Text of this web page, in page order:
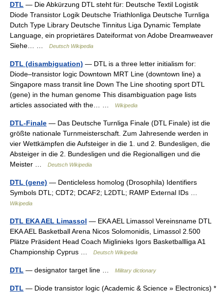
DTL — Die Abkürzung DTL steht für: Deutsche Textil Logistik
Diode Transistor Logik Deutsche Triathlonliga Deutsche Turnliga
Dutch Type Library Deutsche Tinnitus Liga Dynamic Template
Language, ein proprietäres Dateiformat von Adobe Dreamweaver
Siehe… …
Deutsch Wikipedia
DTL (disambiguation) — DTL is a three letter initialism for:
Diode–transistor logic Downtown MRT Line (downtown line) a
Singapore mass transit line Down The Line shooting sport DTL
(gene) in the human genome This disambiguation page lists
articles associated with the… …
Wikipedia
DTL-Finale — Das Deutsche Turnliga Finale (DTL Finale) ist die
größte nationale Turnmeisterschaft. Zum Jahresende werden in
vier Wettkämpfen die Aufsteiger in die 1. und 2. Bundesligen, die
Absteiger in die 2. Bundesligen und die Regionalligen und die
Meister …
Deutsch Wikipedia
DTL (gene) — Denticleless homolog (Drosophila) Identifiers
Symbols DTL; CDT2; DCAF2; L2DTL; RAMP External IDs …
Wikipedia
DTL EKA AEL Limassol — EKA AEL Limassol Vereinsname DTL
EKA AEL Basketball Arena Nicos Solomonidis, Limassol 2.500
Plätze Präsident Head Coach Miglinieks Igors Basketballliga A1
Championship Cyprus …
Deutsch Wikipedia
DTL — designator target line … Military dictionary
DTL — Diode transistor logic (Academic & Science » Electronics) *